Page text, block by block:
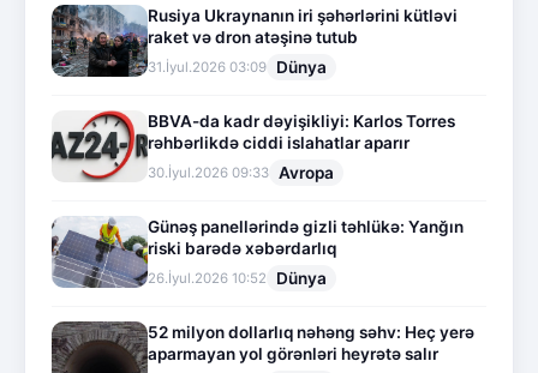
Rusiya Ukraynanın iri şəhərlərini kütləvi
raket və dron atəşinə tutub
31.İyul.2026 03:09 Dünya
BBVA-da kadr dəyişikliyi: Karlos Torres
rəhbərlikdə ciddi islahatlar aparır
30.İyul.2026 09:33 Avropa
Günəş panellərində gizli təhlükə: Yanğın
riski barədə xəbərdarlıq
26.İyul.2026 10:52 Dünya
52 milyon dollarlıq nəhəng səhv: Heç yerə
aparmayan yol görənləri heyrətə salır